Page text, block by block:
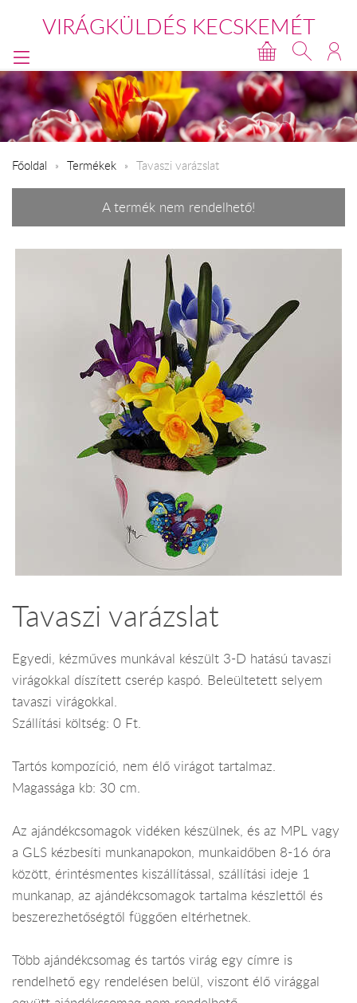
VIRÁGKÜLDÉS KECSKEMÉT
Főoldal Termékek Tavaszi varázslat
A termék nem rendelhető!
Tavaszi varázslat
Egyedi, kézműves munkával készült 3-D hatású tavaszi
virágokkal díszített cserép kaspó. Beleültetett selyem
tavaszi virágokkal.
Szállítási költség: 0 Ft.
Tartós kompozíció, nem élő virágot tartalmaz.
Magassága kb: 30 cm.
Az ajándékcsomagok vidéken készülnek, és az MPL vagy
a GLS kézbesíti munkanapokon, munkaidőben 8-16 óra
között, érintésmentes kiszállítással, szállítási ideje 1
munkanap, az ajándékcsomagok tartalma készlettől és
beszerezhetőségtől függően eltérhetnek.
Több ajándékcsomag és tartós virág egy címre is
rendelhető egy rendelésen belül, viszont élő virággal